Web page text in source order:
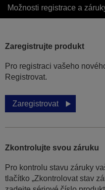
Možnosti registrace a
Zaregistrujte produkt
Pro registraci vašeho
Registrovat.
Zaregistrovat
Zkontrolujte svou záruku
Pro kontrolu stavu záruky
tlačítko „Zkontrolovat stav